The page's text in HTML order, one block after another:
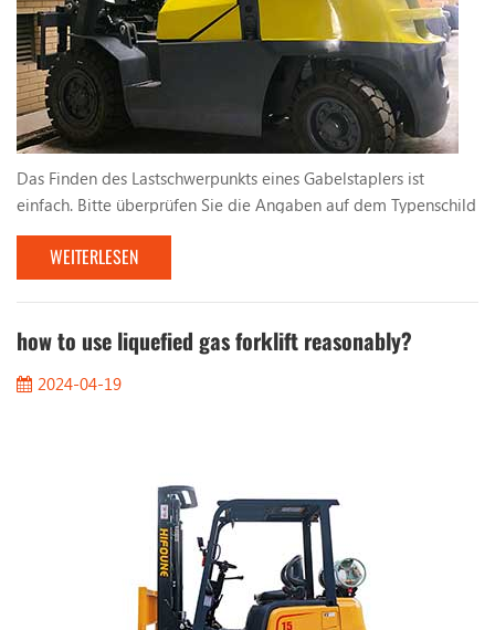
Das Finden des Lastschwerpunkts eines Gabelstaplers ist
einfach. Bitte überprüfen Sie die Angaben auf dem Typenschild
des Gabelstaplers. Darin erfahren Sie: 1. Abstand vom
Lastschwerpunkt 2. Vertikaler Mast 3. Neigung nach rechts 4.
Höhe Wenn Sie Ladungen, wie zum Beispiel Paletten,
gleichmäßig stapeln, liegt der Mittelpunkt der Ladung in der
Mitte der Ladung. Bei einer Last von 1000 mm liegt der ...
WEITERLESEN
how to use liquefied gas forklift reasonably?
2024-04-19